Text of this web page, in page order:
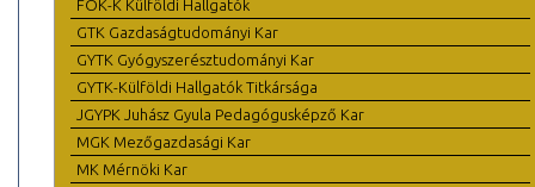
FOK-K Külföldi Hallgatók
GTK Gazdaságtudományi Kar
GYTK Gyógyszerésztudományi Kar
GYTK-Külföldi Hallgatók Titkársága
JGYPK Juhász Gyula Pedagógusképző Kar
MGK Mezőgazdasági Kar
MK Mérnöki Kar